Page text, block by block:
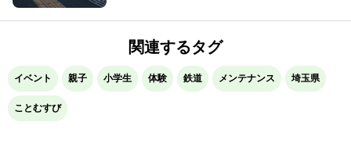
関連するタグ
イベント 親子 小学生 体験 鉄道 メンテナンス 埼玉県
ことむすび